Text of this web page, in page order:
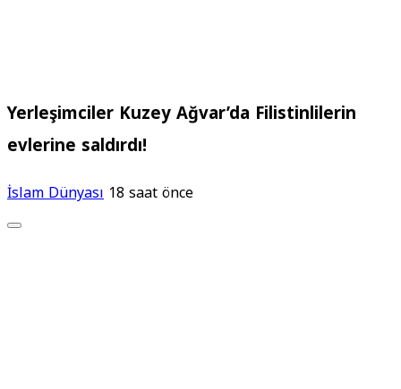
Yerleşimciler Kuzey Ağvar’da Filistinlilerin
evlerine saldırdı!
İslam Dünyası 18 saat önce